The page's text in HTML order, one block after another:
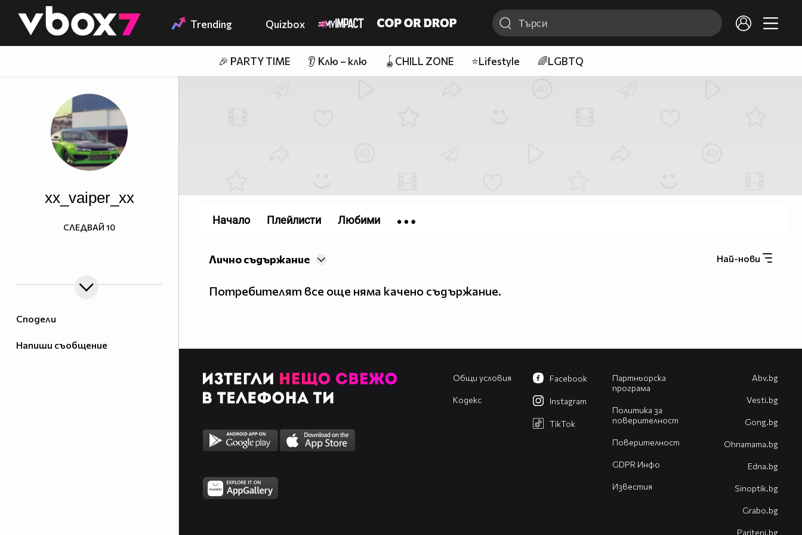
👾 Trending Quizbox
🎉 PARTY TIME 👂 Клю – клю 🪀CHILL ZONE ⭐Lifestyle 🌈LGBTQ
Сподели
Напиши съобщение
xx_vaiper_xx
СЛЕДВАЙ 10
Най-нови
Лично съдържание
Потребителят все още няма качено съдържание.
Начало Плейлисти Любими
Общи условия
Кодекс
Партньорска
програма
Политика за
поверителност
Поверителност
GDPR Инфо
Известия
Facebook
Instagram
TikTok
Abv.bg
Vesti.bg
Gong.bg
Оhnamama.bg
Edna.bg
Sinoptik.bg
Grabo.bg
Pariteni.bg